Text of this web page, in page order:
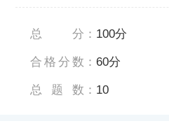
总分 ： 100分
合格分数 ：60分
总题数 ： 10